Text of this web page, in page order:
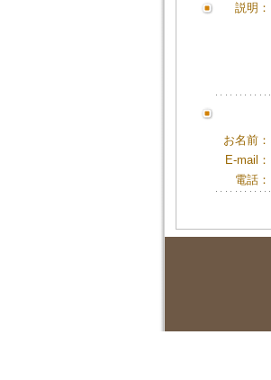
説明：
お名前：
E-mail：
電話：